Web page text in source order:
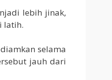
lebih jinak,
latih.
selama
jauh dari